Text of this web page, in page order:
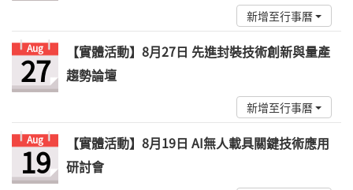
新增至行事曆
Aug
27
【實體活動】8月27日 先進封裝技術創新與量產
趨勢論壇
新增至行事曆
Aug
19
【實體活動】8月19日 AI無人載具關鍵技術應用
研討會